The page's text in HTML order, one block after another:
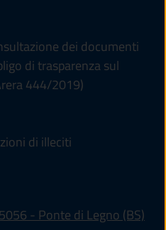
dei documenti
di trasparenza sul
444/2019)
di illeciti
- Ponte di Legno (BS)